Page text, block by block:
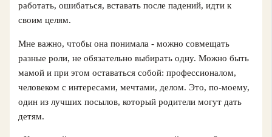
работать, ошибаться, вставать после падений, идти к
своим целям.
Мне важно, чтобы она понимала - можно совмещать
разные роли, не обязательно выбирать одну. Можно быть
мамой и при этом оставаться собой: профессионалом,
человеком с интересами, мечтами, делом. Это, по‑моему,
один из лучших посылов, который родители могут дать
детям.